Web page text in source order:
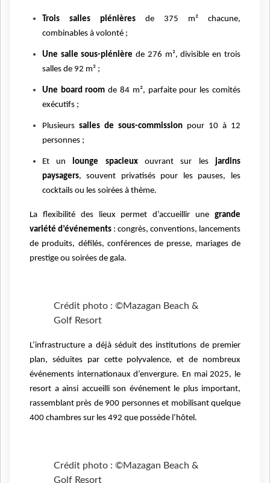
Trois salles plénièresde 375 m² chacune,
combinables à volonté ;
Une salle sous-plénière de 276 m², divisible en trois
salles de 92 m² ;
Une board room de 84 m², parfaite pour les comités
exécutifs ;
Plusieurs salles de sous-commissionpour 10 à 12
personnes ;
Et un lounge spacieuxouvrant sur lesjardins
paysagers, souvent privatisés pour les pauses, les
cocktails ou les soirées à thème.
La flexibilité des lieux permet d’accueillir une grande
variété d’événements : congrès, conventions, lancements
de produits, défilés, conférences de presse, mariages de
prestige ou soirées de gala.
Crédit photo : ©Mazagan Beach &
Golf Resort
L’infrastructure a déjà séduit des institutions de premier
plan, séduites par cette polyvalence, et de nombreux
événements internationaux d’envergure. En mai 2025, le
resort a ainsi accueilli son événement le plus important,
rassemblant près de 900 personnes et mobilisant quelque
400 chambres sur les 492 que possède l’hôtel.
Crédit photo : ©Mazagan Beach &
Golf Resort